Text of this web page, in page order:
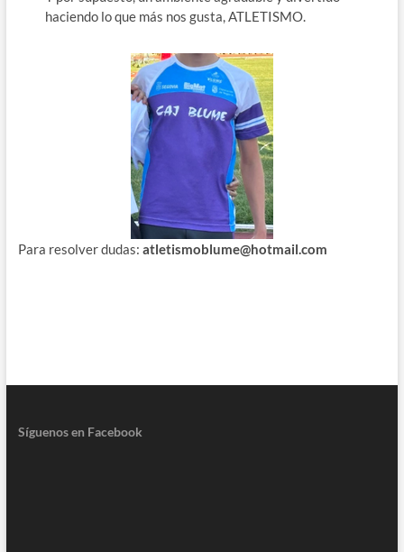
haciendo lo que más nos gusta, ATLETISMO.
Para resolver dudas: atletismoblume@hotmail.com
Síguenos en Facebook